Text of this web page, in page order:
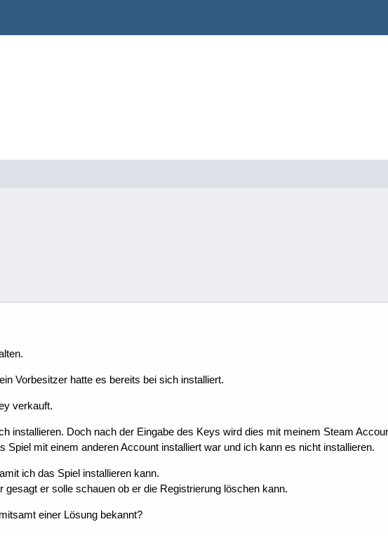
Vorbesitzer hatte es bereits bei sich installiert.
verkauft.
installieren. Doch nach der Eingabe des Keys wird dies mit meinem Steam
Spiel mit einem anderen Account installiert war und ich kann es nicht installieren.
ich das Spiel installieren kann.
gesagt er solle schauen ob er die Registrierung löschen kann.
einer Lösung bekannt?